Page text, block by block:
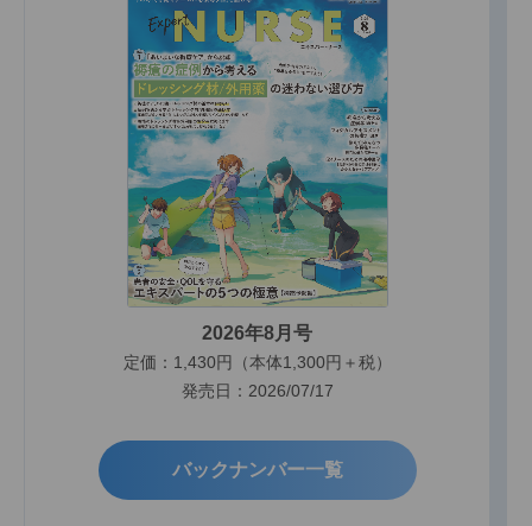
2026年8月号
定価：1,430円（本体1,300円＋税）
発売日：2026/07/17
バックナンバー一覧